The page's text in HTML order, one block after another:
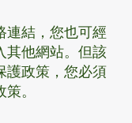
連結，您也可經
其他網站。但該
護政策，您必須
。